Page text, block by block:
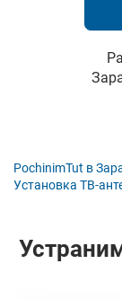
PochinimTut в
Установка ТВ-